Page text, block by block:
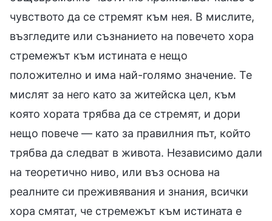
чувството да се стремят към нея. В мислите,
възгледите или съзнанието на повечето хора
стремежът към истината е нещо
положително и има най-голямо значение. Те
мислят за него като за житейска цел, към
която хората трябва да се стремят, и дори
нещо повече — като за правилния път, който
трябва да следват в живота. Независимо дали
на теоретично ниво, или въз основа на
реалните си преживявания и знания, всички
хора смятат, че стремежът към истината е